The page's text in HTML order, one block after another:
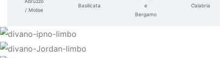
/ Molise
Basilicata
e
Bergamo
Calabria